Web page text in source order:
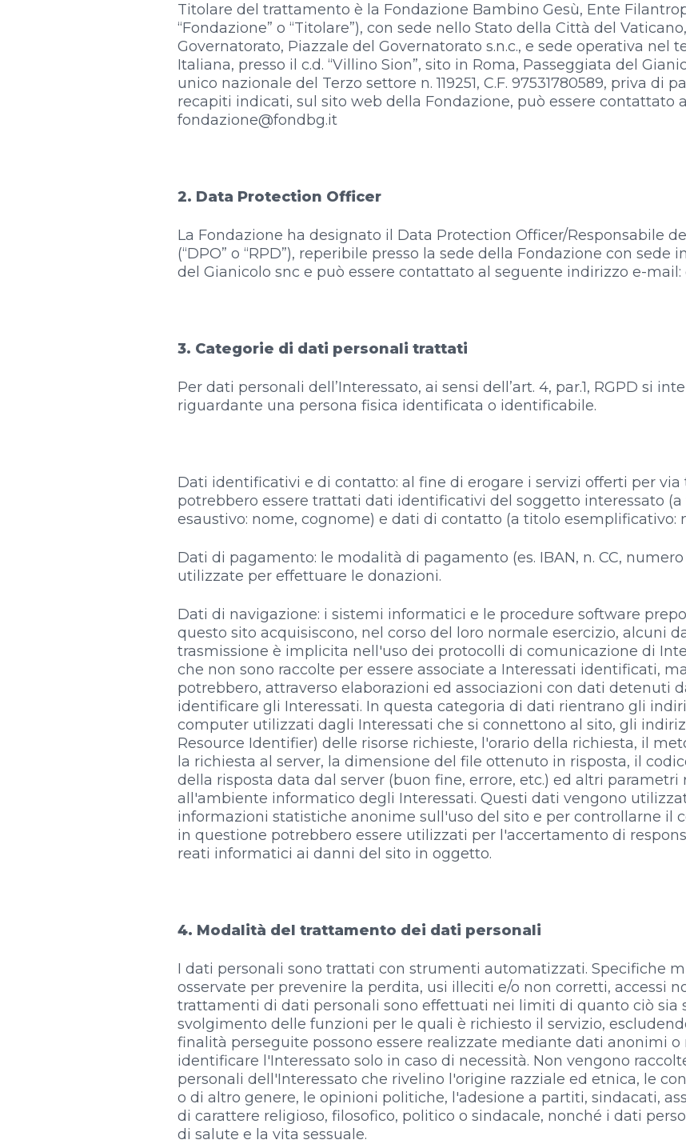
Titolare del trattamento è la Fondazione Bambino Gesù, Ente
“Fondazione” o “Titolare”), con sede nello Stato della Città del
Governatorato, Piazzale del Governatorato s.n.c., e sede operativa nel
Italiana, presso il c.d. “Villino Sion”, sito in Roma, Passeggiata del
unico nazionale del Terzo settore n. 119251, C.F. 97531780589, priva di
recapiti indicati, sul sito web della Fondazione, può essere contattato
fondazione@fondbg.it
2. Data Protection Officer
La Fondazione ha designato il Data Protection Officer/Responsabile
(“DPO” o “RPD”), reperibile presso la sede della Fondazione con sede
del Gianicolo snc e può essere contattato al seguente indirizzo e-
3. Categorie di dati personali trattati
Per dati personali dell’Interessato, ai sensi dell’art. 4, par.1, RGPD si
riguardante una persona fisica identificata o identificabile.
Dati identificativi e di contatto: al fine di erogare i servizi offerti per
potrebbero essere trattati dati identificativi del soggetto interessato
esaustivo: nome, cognome) e dati di contatto (a titolo esemplificativo:
Dati di pagamento: le modalità di pagamento (es. IBAN, n. CC,
utilizzate per effettuare le donazioni.
Dati di navigazione: i sistemi informatici e le procedure software
questo sito acquisiscono, nel corso del loro normale esercizio, alcuni
trasmissione è implicita nell'uso dei protocolli di comunicazione di
che non sono raccolte per essere associate a Interessati identificati,
potrebbero, attraverso elaborazioni ed associazioni con dati detenuti
identificare gli Interessati. In questa categoria di dati rientrano gli
computer utilizzati dagli Interessati che si connettono al sito, gli
Resource Identifier) delle risorse richieste, l'orario della richiesta, il
la richiesta al server, la dimensione del file ottenuto in risposta, il
della risposta data dal server (buon fine, errore, etc.) ed altri
all'ambiente informatico degli Interessati. Questi dati vengono
informazioni statistiche anonime sull'uso del sito e per controllarne il
in questione potrebbero essere utilizzati per l'accertamento di
reati informatici ai danni del sito in oggetto.
4. Modalità del trattamento dei dati personali​
I dati personali sono trattati con strumenti automatizzati. Specifiche
osservate per prevenire la perdita, usi illeciti e/o non corretti, accessi
trattamenti di dati personali sono effettuati nei limiti di quanto ciò sia
svolgimento delle funzioni per le quali è richiesto il servizio,
finalità perseguite possono essere realizzate mediante dati anonimi
identificare l'Interessato solo in caso di necessità. Non vengono
personali dell'Interessato che rivelino l'origine razziale ed etnica, le
o di altro genere, le opinioni politiche, l'adesione a partiti, sindacati,
di carattere religioso, filosofico, politico o sindacale, nonché i dati
di salute e la vita sessuale.